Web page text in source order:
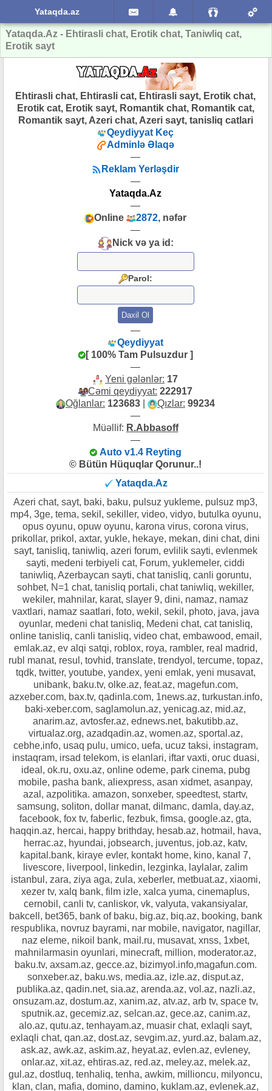
Yataqda.az
Yataqda.Az - Ehtirasli chat, Erotik chat, Taniwliq cat,
Erotik sayt
Ehtirasli chat, Ehtirasli cat, Ehtirasli sayt, Erotik chat,
Erotik cat, Erotik sayt, Romantik chat, Romantik cat,
Romantik sayt, Azeri chat, Azeri sayt, tanisliq catlari
Qeydiyyat Keç
Adminlə Əlaqə
—
Reklam Yerləşdir
—
Yataqda.Az
—
Online
2872, nəfər
—
Nick və ya id:
Parol:
—
Qeydiyyat
[ 100% Tam Pulsuzdur ]
—
Yeni gələnlər: 17
Cəmi qeydiyyat: 222917
Oğlanlar: 123683 Qızlar: 99234
—
Müəllif: R.Abbasoff
—
Auto v1.4 Reyting
© Bütün Hüquqlar Qorunur..!
Yataqda.Az
Azeri chat, sayt, baki, baku, pulsuz yukleme, pulsuz mp3,
mp4, 3ge, tema, sekil, sekiller, video, vidyo, butulka oyunu,
opus oyunu, opuw oyunu, karona virus, corona virus,
prikollar, prikol, axtar, yukle, hekaye, mekan, dini chat, dini
sayt, tanisliq, taniwliq, azeri forum, evlilik sayti, evlenmek
sayti, medeni terbiyeli cat, Forum, yuklemeler, ciddi
taniwliq, Azerbaycan sayti, chat tanisliq, canli goruntu,
sohbet, N=1 chat, tanisliq portali, chat taniwliq, wekiller,
wekiler, mahnilar, karat, slayer 9, dini, namaz, namaz
vaxtlari, namaz saatlari, foto, wekil, sekil, photo, java, java
oyunlar, medeni chat tanisliq, Medeni chat, cat tanisliq,
online tanisliq, canli tanisliq, video chat, embawood, email,
emlak.az, ev alqi satqi, roblox, roya, rambler, real madrid,
rubl manat, resul, tovhid, translate, trendyol, tercume, topaz,
tqdk, twitter, youtube, yandex, yeni emlak, yeni musavat,
unibank, baku.tv, olke.az, feat.az, magefun.com,
azxeber.com, bax.tv, qadinla.com, 1news.az, turkustan.info,
baki-xeber.com, saglamolun.az, yenicag.az, mid.az,
anarim.az, avtosfer.az, ednews.net, bakutibb.az,
virtualaz.org, azadqadin.az, women.az, sportal.az,
cebhe,info, usaq pulu, umico, uefa, ucuz taksi, instagram,
instaqram, irsad telekom, is elanlari, iftar vaxti, oruc duasi,
ideal, ok.ru, oxu.az, online odeme, park cinema, pubg
mobile, pasha bank, aliexpress, asan xidmet, asanpay,
azal, azpolitika. amazon, sonxeber, speedtest, startv,
samsung, soliton, dollar manat, dilmanc, damla, day.az,
facebook, fox tv, faberlic, fezbuk, fimsa, google.az, gta,
haqqin.az, hercai, happy brithday, hesab.az, hotmail, hava,
herrac.az, hyundai, jobsearch, juventus, job.az, katv,
kapital.bank, kiraye evler, kontakt home, kino, kanal 7,
livescore, liverpool, linkedin, lezginka, laylalar, zalim
istanbul, zara, ziya aga, zula, xeberler, metbuat.az, xiaomi,
xezer tv, xalq bank, film izle, xalca yuma, cinemaplus,
cernobil, canli tv, canliskor, vk, valyuta, vakansiyalar,
bakcell, bet365, bank of baku, big.az, biq.az, booking, bank
respublika, novruz bayrami, nar mobile, navigator, nagillar,
naz eleme, nikoil bank, mail.ru, musavat, xnss, 1xbet,
mahnilarmasin oyunlari, minecraft, million, moderator.az,
baku.tv, axsam.az, gecce.az, bizimyol.info,magafun.com.
sonxeber.az, baku.ws, media.az, izle.az, disput.az,
publika.az, qadin.net, sia.az, arenda.az, vol.az, nazli.az,
onsuzam.az, dostum.az, xanim.az, atv.az, arb tv, space tv,
sputnik.az, gecemiz.az, selcan.az, gece.az, canim.az,
alo.az, qutu.az, tenhayam.az, muasir chat, exlaqli sayt,
exlaqli chat, qan.az, dost.az, sevgim.az, yurd.az, balam.az,
ask.az, awk.az, askim.az, heyat.az, evlen.az, evleney,
onlar.az, xit.az, ehtiras.az, red.az, meley.az, melek.az,
gul.az, dostluq, tenhaliq, tenha, awkim, millioncu, milyoncu,
klan, clan, mafia, domino, damino, kuklam.az, evlenek.az,